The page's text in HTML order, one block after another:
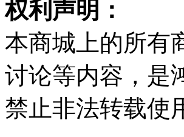
权利声明：
本商城上的所有
讨论等内容，是
禁止非法转载使